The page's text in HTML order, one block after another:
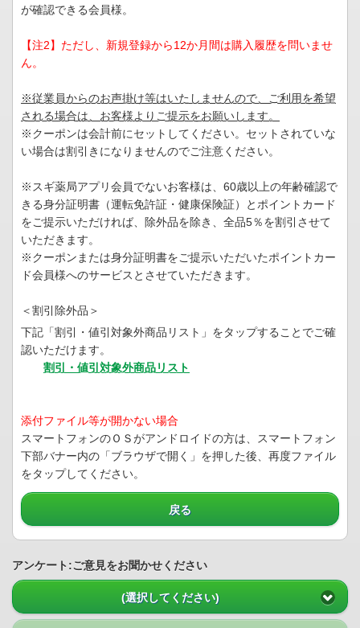
が確認できる会員様。
【注2】ただし、新規登録から12か月間は購入履歴を問いませ
ん。
※従業員からのお声掛け等はいたしませんので、ご利用を希望
される場合は、お客様よりご提示をお願いします。
※クーポンは会計前にセットしてください。セットされていな
い場合は割引きになりませんのでご注意ください。
※スギ薬局アプリ会員でないお客様は、60歳以上の年齢確認で
きる身分証明書（運転免許証・健康保険証）とポイントカード
をご提示いただければ、除外品を除き、全品5％を割引させて
いただきます。
※クーポンまたは身分証明書をご提示いただいたポイントカー
ド会員様へのサービスとさせていただきます。
＜割引除外品＞
下記「割引・値引対象外商品リスト」をタップすることでご確
認いただけます。
割引・値引対象外商品リスト
添付ファイル等が開かない場合
スマートフォンのＯＳがアンドロイドの方は、スマートフォン
下部バナー内の「ブラウザで開く」を押した後、再度ファイル
をタップしてください。
戻る
アンケート:ご意見をお聞かせください
(選択してください)